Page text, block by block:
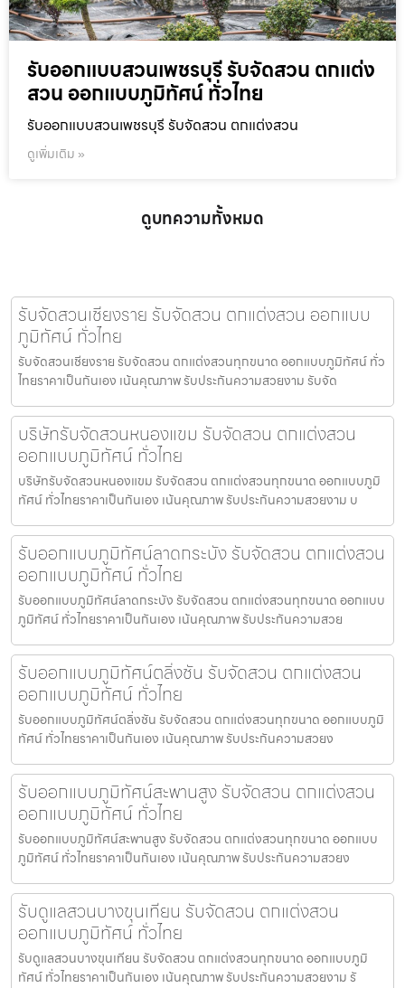
รับออกแบบสวนเพชรบุรี รับจัดสวน ตกแต่ง
สวน ออกแบบภูมิทัศน์ ทั่วไทย
รับออกแบบสวนเพชรบุรี รับจัดสวน ตกแต่งสวน
ดูเพิ่มเติม »
ดูบทความทั้งหมด
รับจัดสวนเชียงราย รับจัดสวน ตกแต่งสวน ออกแบบ
ภูมิทัศน์ ทั่วไทย
รับจัดสวนเชียงราย รับจัดสวน ตกแต่งสวนทุกขนาด ออกแบบภูมิทัศน์ ทั่ว
ไทยราคาเป็นกันเอง เน้นคุณภาพ รับประกันความสวยงาม รับจัด
บริษัทรับจัดสวนหนองแขม รับจัดสวน ตกแต่งสวน
ออกแบบภูมิทัศน์ ทั่วไทย
บริษัทรับจัดสวนหนองแขม รับจัดสวน ตกแต่งสวนทุกขนาด ออกแบบภูมิ
ทัศน์ ทั่วไทยราคาเป็นกันเอง เน้นคุณภาพ รับประกันความสวยงาม บ
รับออกแบบภูมิทัศน์ลาดกระบัง รับจัดสวน ตกแต่งสวน
ออกแบบภูมิทัศน์ ทั่วไทย
รับออกแบบภูมิทัศน์ลาดกระบัง รับจัดสวน ตกแต่งสวนทุกขนาด ออกแบบ
ภูมิทัศน์ ทั่วไทยราคาเป็นกันเอง เน้นคุณภาพ รับประกันความสวย
รับออกแบบภูมิทัศน์ตลิ่งชัน รับจัดสวน ตกแต่งสวน
ออกแบบภูมิทัศน์ ทั่วไทย
รับออกแบบภูมิทัศน์ตลิ่งชัน รับจัดสวน ตกแต่งสวนทุกขนาด ออกแบบภูมิ
ทัศน์ ทั่วไทยราคาเป็นกันเอง เน้นคุณภาพ รับประกันความสวยง
รับออกแบบภูมิทัศน์สะพานสูง รับจัดสวน ตกแต่งสวน
ออกแบบภูมิทัศน์ ทั่วไทย
รับออกแบบภูมิทัศน์สะพานสูง รับจัดสวน ตกแต่งสวนทุกขนาด ออกแบบ
ภูมิทัศน์ ทั่วไทยราคาเป็นกันเอง เน้นคุณภาพ รับประกันความสวยง
รับดูแลสวนบางขุนเทียน รับจัดสวน ตกแต่งสวน
ออกแบบภูมิทัศน์ ทั่วไทย
รับดูแลสวนบางขุนเทียน รับจัดสวน ตกแต่งสวนทุกขนาด ออกแบบภูมิ
ทัศน์ ทั่วไทยราคาเป็นกันเอง เน้นคุณภาพ รับประกันความสวยงาม รั